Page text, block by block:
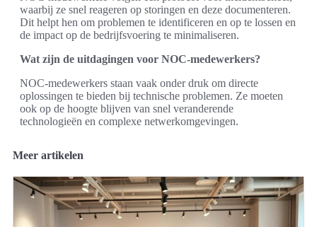
waarbij ze snel reageren op storingen en deze documenteren.
Dit helpt hen om problemen te identificeren en op te lossen en
de impact op de bedrijfsvoering te minimaliseren.
Wat zijn de uitdagingen voor NOC-medewerkers?
NOC-medewerkers staan vaak onder druk om directe
oplossingen te bieden bij technische problemen. Ze moeten
ook op de hoogte blijven van snel veranderende
technologieën en complexe netwerkomgevingen.
Meer artikelen